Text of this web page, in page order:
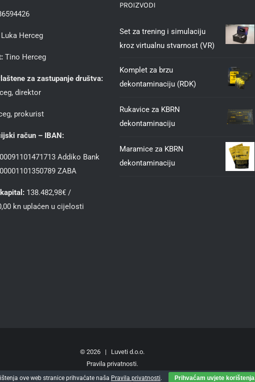
Herceg
Tino Herceg
za zastupanje društva:
direktor
prokurist
račun – IBAN:
Addiko Bank
ZABA
138.482,98€ /
kn uplaćen u cijelosti
PROIZVODI
Set za trening i simulaciju
kroz virtualnu stvarnost (VR)
Komplet za brzu
dekontaminaciju (RDK)
Rukavice za KBRN
dekontaminaciju
Maramice za KBRN
dekontaminaciju
© 2026 | Luveti d.o.o.
Pravila privatnosti.
ove web stranice prihvaćate naša Pravila privatnosti. Prihvaćam uvjete korištenja